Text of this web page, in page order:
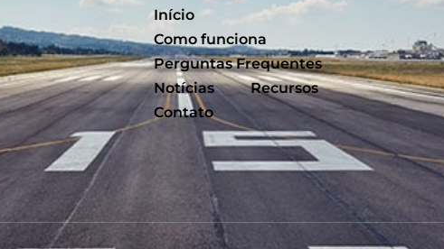
Início
Como funciona
Perguntas Frequentes
Notícias
Recursos
Contato